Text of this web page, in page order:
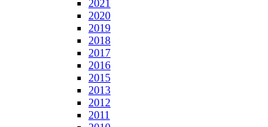
2021
2020
2019
2018
2017
2016
2015
2013
2012
2011